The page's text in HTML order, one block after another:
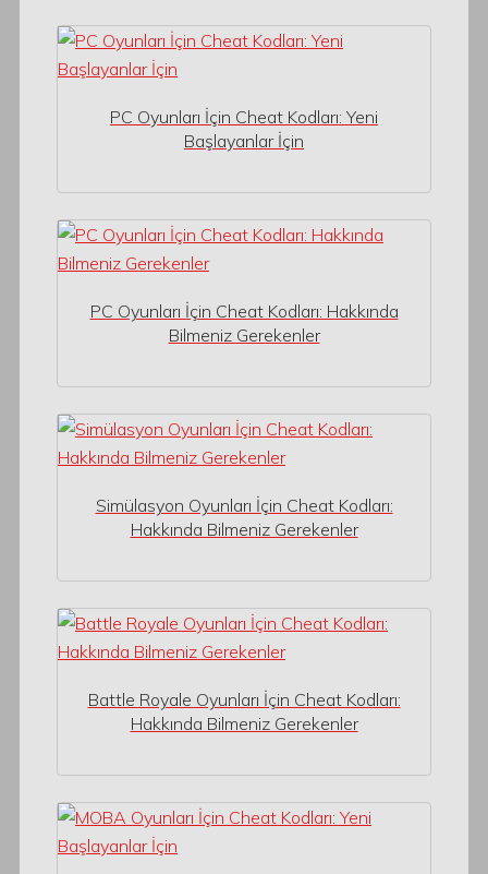
PC Oyunları İçin Cheat Kodları: Yeni
Başlayanlar İçin
PC Oyunları İçin Cheat Kodları: Hakkında
Bilmeniz Gerekenler
Simülasyon Oyunları İçin Cheat Kodları:
Hakkında Bilmeniz Gerekenler
Battle Royale Oyunları İçin Cheat Kodları:
Hakkında Bilmeniz Gerekenler